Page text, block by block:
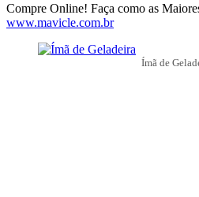
Compre Online! Faça como as
www.mavicle.com.br
Ímã de